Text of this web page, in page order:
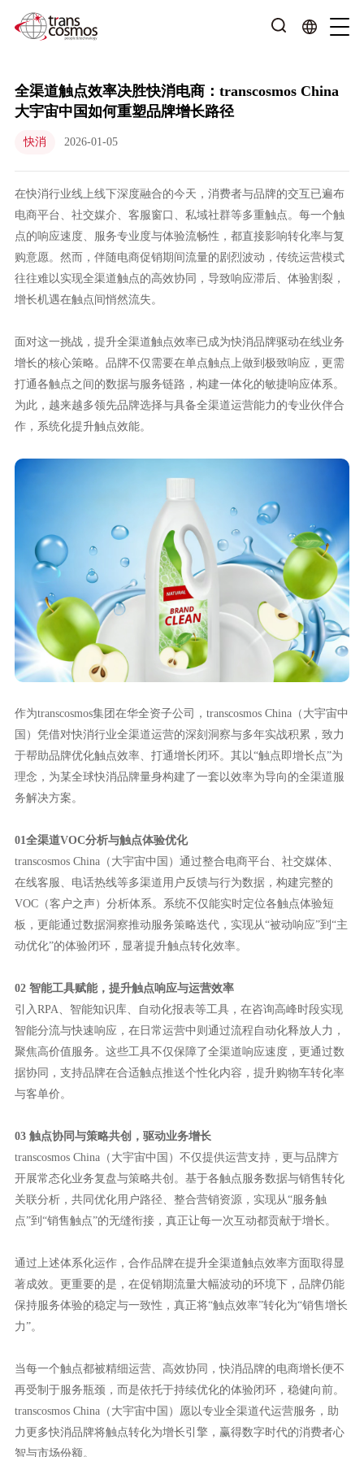
全渠道触点效率决胜快消电商：transcosmos China
大宇宙中国如何重塑品牌增长路径
快消 2026-01-05
在快消行业线上线下深度融合的今天，消费者与品牌的交互已遍布
电商平台、社交媒介、客服窗口、私域社群等多重触点。每一个触
点的响应速度、服务专业度与体验流畅性，都直接影响转化率与复
购意愿。然而，伴随电商促销期间流量的剧烈波动，传统运营模式
往往难以实现全渠道触点的高效协同，导致响应滞后、体验割裂，
增长机遇在触点间悄然流失。
面对这一挑战，提升全渠道触点效率已成为快消品牌驱动在线业务
增长的核心策略。品牌不仅需要在单点触点上做到极致响应，更需
打通各触点之间的数据与服务链路，构建一体化的敏捷响应体系。
为此，越来越多领先品牌选择与具备全渠道运营能力的专业伙伴合
作，系统化提升触点效能。
作为transcosmos集团在华全资子公司，transcosmos China（大宇宙中
国）凭借对快消行业全渠道运营的深刻洞察与多年实战积累，致力
于帮助品牌优化触点效率、打通增长闭环。其以“触点即增长点”为
理念，为某全球快消品牌量身构建了一套以效率为导向的全渠道服
务解决方案。
01全渠道VOC分析与触点体验优化
transcosmos China（大宇宙中国）通过整合电商平台、社交媒体、
在线客服、电话热线等多渠道用户反馈与行为数据，构建完整的
VOC（客户之声）分析体系。系统不仅能实时定位各触点体验短
板，更能通过数据洞察推动服务策略迭代，实现从“被动响应”到“主
动优化”的体验闭环，显著提升触点转化效率。
02 智能工具赋能，提升触点响应与运营效率
引入RPA、智能知识库、自动化报表等工具，在咨询高峰时段实现
智能分流与快速响应，在日常运营中则通过流程自动化释放人力，
聚焦高价值服务。这些工具不仅保障了全渠道响应速度，更通过数
据协同，支持品牌在合适触点推送个性化内容，提升购物车转化率
与客单价。
03 触点协同与策略共创，驱动业务增长
transcosmos China（大宇宙中国）不仅提供运营支持，更与品牌方
开展常态化业务复盘与策略共创。基于各触点服务数据与销售转化
关联分析，共同优化用户路径、整合营销资源，实现从“服务触
点”到“销售触点”的无缝衔接，真正让每一次互动都贡献于增长。
通过上述体系化运作，合作品牌在提升全渠道触点效率方面取得显
著成效。更重要的是，在促销期流量大幅波动的环境下，品牌仍能
保持服务体验的稳定与一致性，真正将“触点效率”转化为“销售增长
力”。
当每一个触点都被精细运营、高效协同，快消品牌的电商增长便不
再受制于服务瓶颈，而是依托于持续优化的体验闭环，稳健向前。
transcosmos China（大宇宙中国）愿以专业全渠道代运营服务，助
力更多快消品牌将触点转化为增长引擎，赢得数字时代的消费者心
智与市场份额。